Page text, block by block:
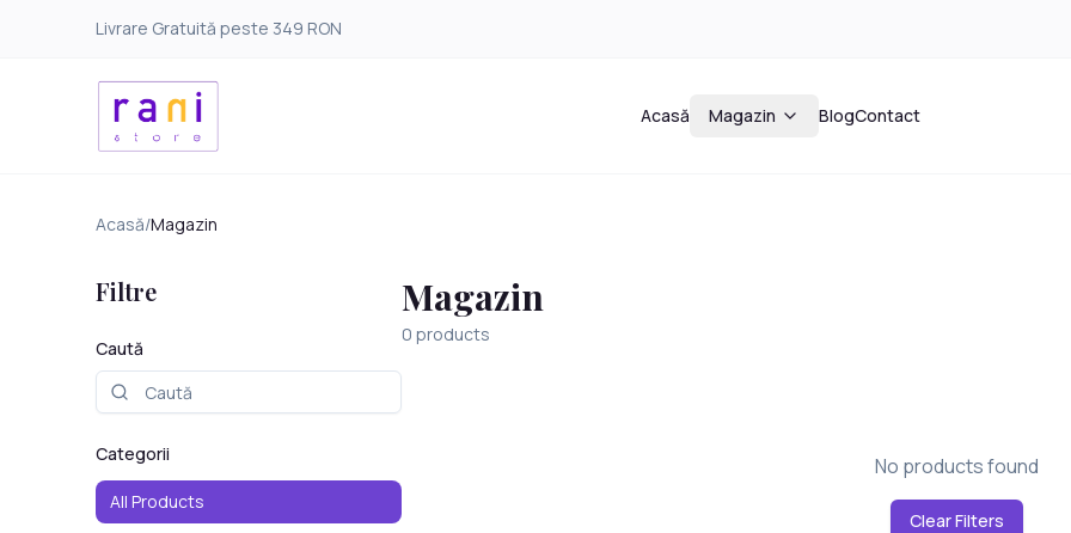
Livrare Gratuită peste 349 RON
Acasă Magazin BlogContact
Acasă/Magazin
Filtre
Caută
Categorii
All Products
Magazin
0 products
No products found
Clear Filters